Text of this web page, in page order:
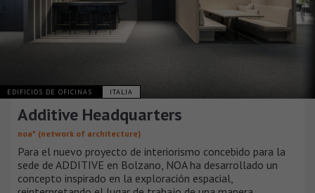
EDIFICIOS DE OFICINAS ITALIA
Additive Headquarters
noa* (network of architecture)
Para el nuevo proyecto de interiorismo concebido para la
sede de ADDITIVE en Bolzano, NOA ha desarrollado un
concepto inspirado en la exploración espacial,